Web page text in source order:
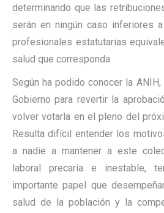
determinando que las
serán en ningún caso inferiores
profesionales estatutarias
salud que corresponda
Según ha podido conocer la
Gobierno para revertir la
volver votarla en el pleno del
Resulta difícil entender los
a nadie a mantener a este
laboral precaria e inestable,
importante papel que
salud de la población y la